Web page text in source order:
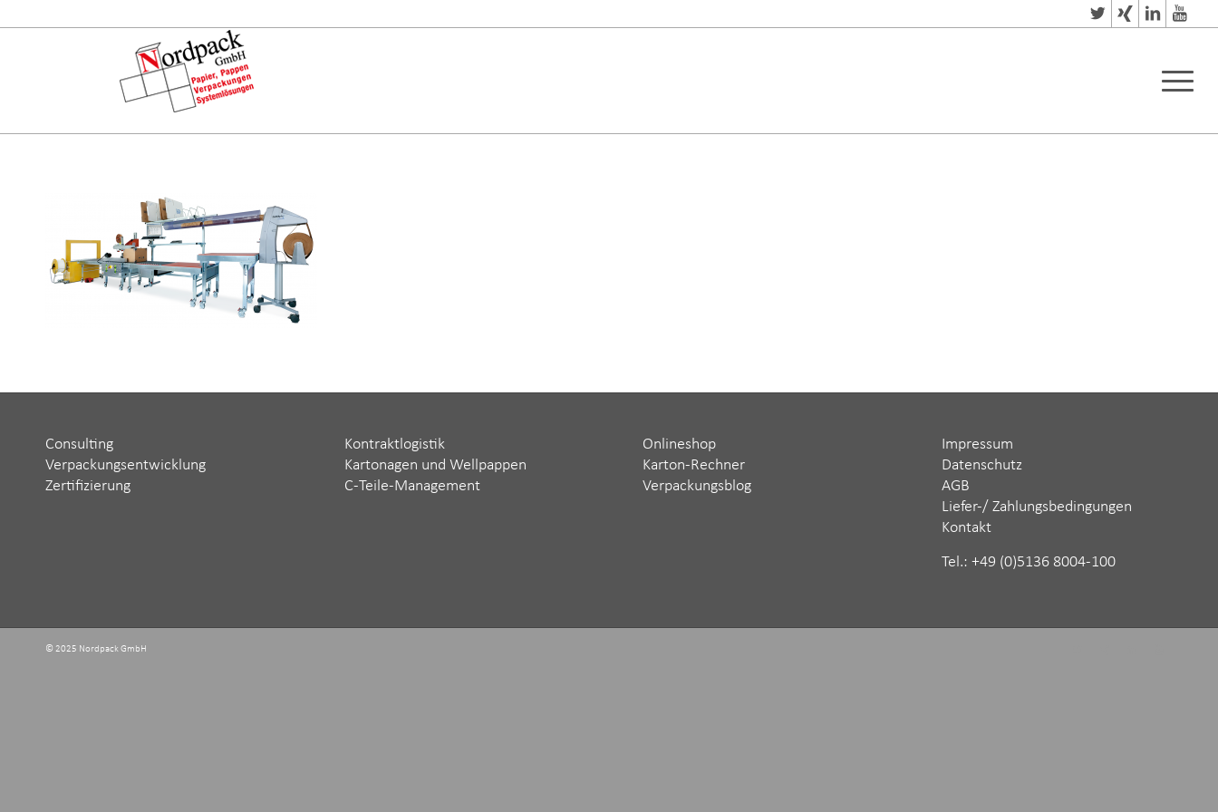
Consulting
Verpackungsentwicklung
Zertifizierung
Kontraktlogistik
Kartonagen und Wellpappen
C-Teile-Management
Onlineshop
Karton-Rechner
Verpackungsblog
Impressum
Datenschutz
AGB
Liefer-/ Zahlungsbedingungen
Kontakt
Tel.: ‪+49 (0)5136 8004-100
© 2025 Nordpack GmbH ‬